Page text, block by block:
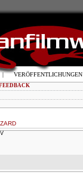
| VERÖFFENTLICHUNGEN